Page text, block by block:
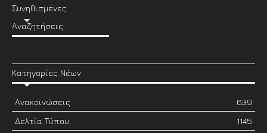
Συνηθισμένες
Αναζητήσεις
Κατηγορίες Νέων
Ανακοινώσεις
639
Δελτία Τύπου
1145